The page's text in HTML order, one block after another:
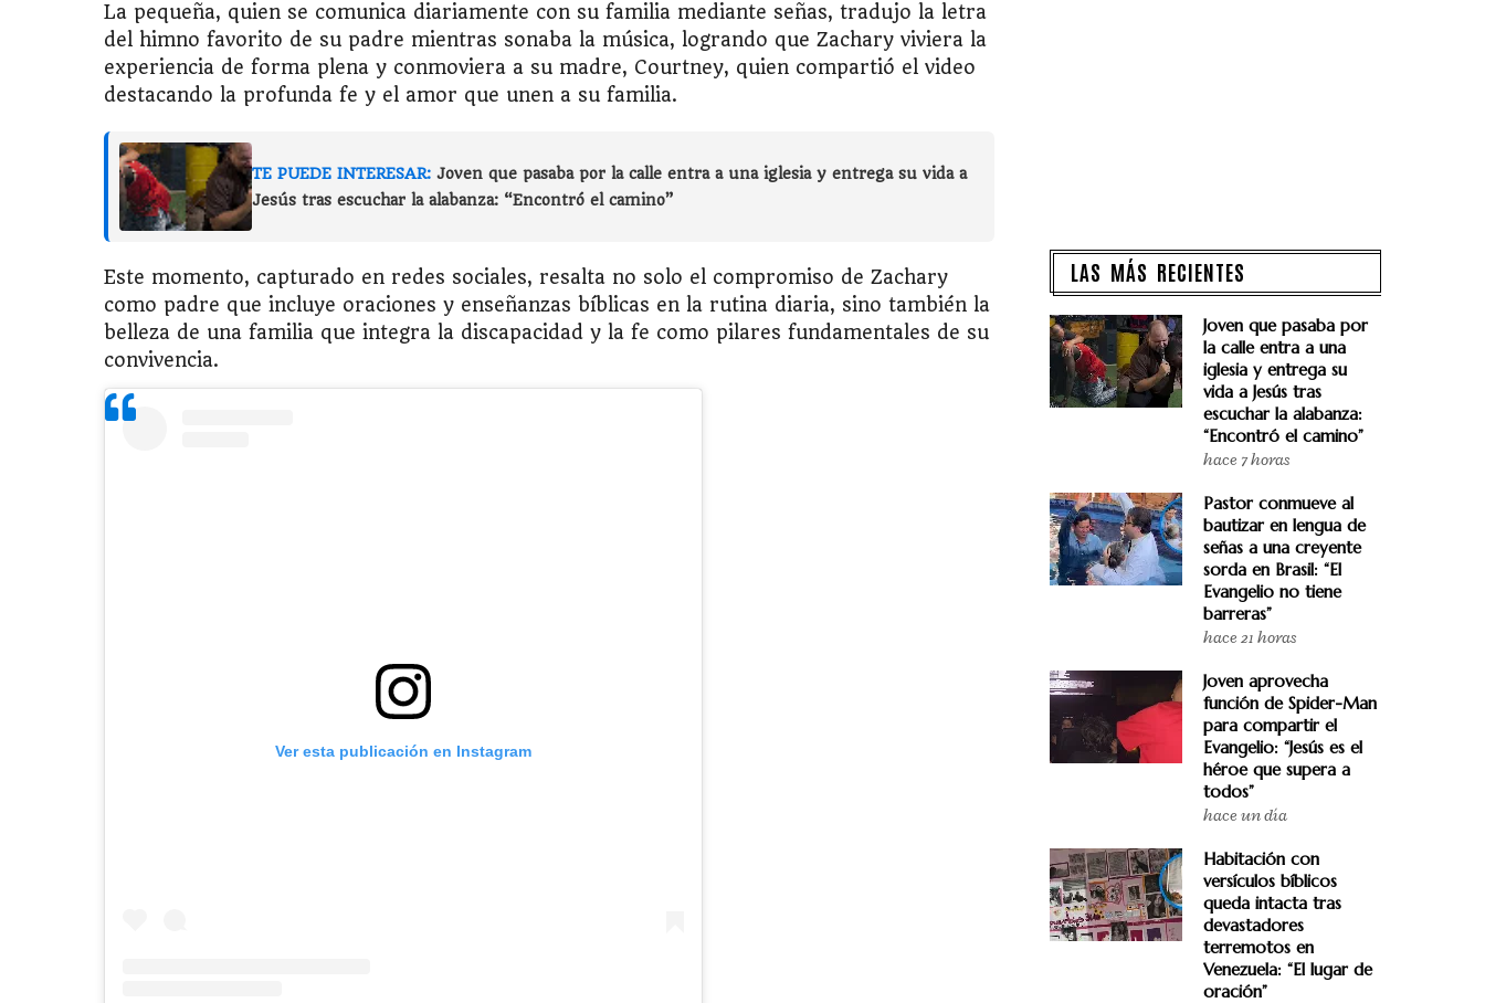
La pequeña, quien se comunica diariamente con su familia mediante señas, tradujo la letra
del himno favorito de su padre mientras sonaba la música, logrando que Zachary viviera la
experiencia de forma plena y conmoviera a su madre, Courtney, quien compartió el video
destacando la profunda fe y el amor que unen a su familia.
TE PUEDE INTERESAR: Joven que pasaba por la calle entra a una iglesia y entrega su vida a
Jesús tras escuchar la alabanza: “Encontró el camino”
Este momento, capturado en redes sociales, resalta no solo el compromiso de Zachary
como padre que incluye oraciones y enseñanzas bíblicas en la rutina diaria, sino también la
belleza de una familia que integra la discapacidad y la fe como pilares fundamentales de su
convivencia.
Ver esta publicación en Instagram
LAS MÁS RECIENTES
Joven que pasaba por
la calle entra a una
iglesia y entrega su
vida a Jesús tras
escuchar la alabanza:
“Encontró el camino”
hace 7 horas
Pastor conmueve al
bautizar en lengua de
señas a una creyente
sorda en Brasil: “El
Evangelio no tiene
barreras”
hace 21 horas
Joven aprovecha
función de Spider-Man
para compartir el
Evangelio: “Jesús es el
héroe que supera a
todos”
hace un día
Habitación con
versículos bíblicos
queda intacta tras
devastadores
terremotos en
Venezuela: “El lugar de
oración”